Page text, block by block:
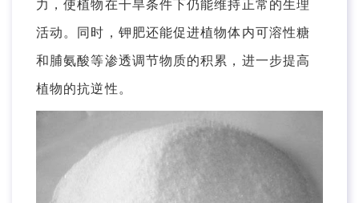
力，使植物在干旱条件下仍能维持正常的生理
活动。同时，钾肥还能促进植物体内可溶性糖
和脯氨酸等渗透调节物质的积累，进一步提高
植物的抗逆性。